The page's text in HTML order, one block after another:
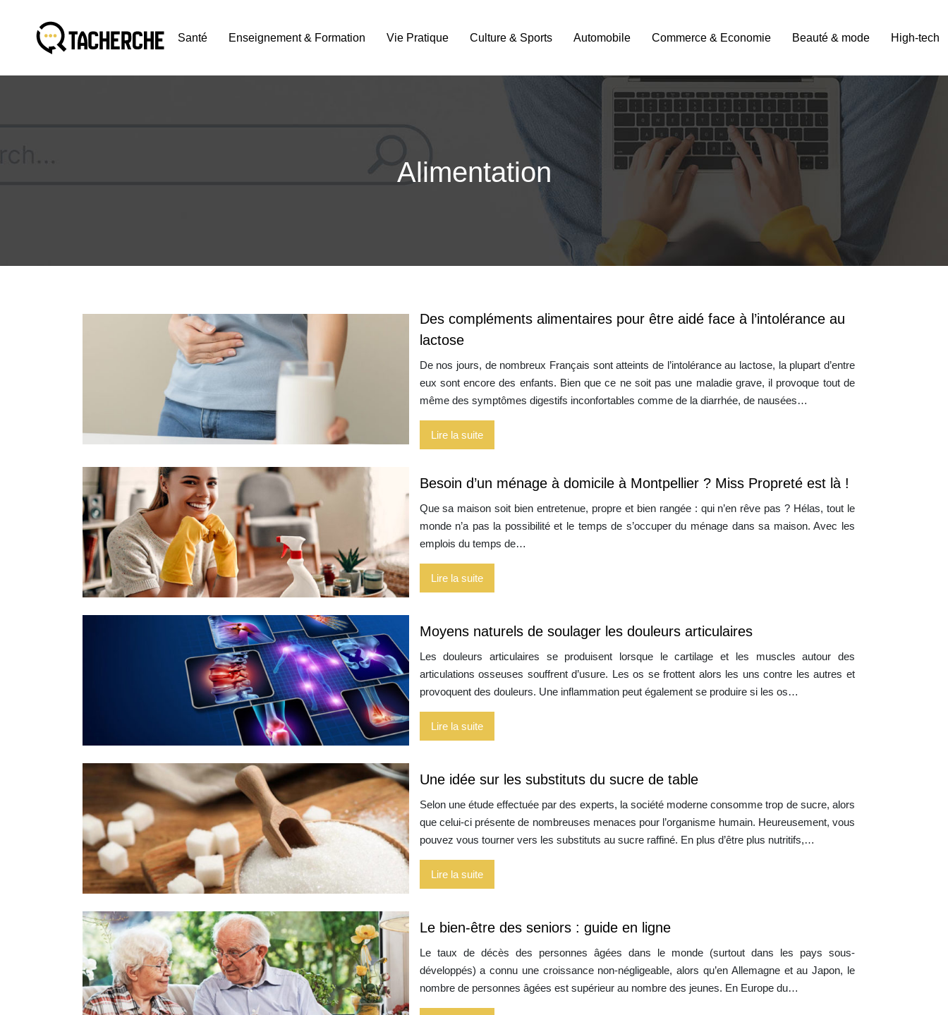
Santé Enseignement & Formation Vie Pratique Culture & Sports Automobile Commerce & Economie Beauté & mode High-tech
Alimentation
Des compléments alimentaires pour être aidé face à l’intolérance au
lactose
De nos jours, de nombreux Français sont atteints de l’intolérance au lactose, la plupart d’entre
eux sont encore des enfants. Bien que ce ne soit pas une maladie grave, il provoque tout de
même des symptômes digestifs inconfortables comme de la diarrhée, de nausées…
Lire la suite
Besoin d’un ménage à domicile à Montpellier ? Miss Propreté est là !
Que sa maison soit bien entretenue, propre et bien rangée : qui n’en rêve pas ? Hélas, tout le
monde n’a pas la possibilité et le temps de s’occuper du ménage dans sa maison. Avec les
emplois du temps de…
Lire la suite
Moyens naturels de soulager les douleurs articulaires
Les douleurs articulaires se produisent lorsque le cartilage et les muscles autour des
articulations osseuses souffrent d’usure. Les os se frottent alors les uns contre les autres et
provoquent des douleurs. Une inflammation peut également se produire si les os…
Lire la suite
Une idée sur les substituts du sucre de table
Selon une étude effectuée par des experts, la société moderne consomme trop de sucre, alors
que celui-ci présente de nombreuses menaces pour l’organisme humain. Heureusement, vous
pouvez vous tourner vers les substituts au sucre raffiné. En plus d’être plus nutritifs,…
Lire la suite
Le bien-être des seniors : guide en ligne
Le taux de décès des personnes âgées dans le monde (surtout dans les pays sous-
développés) a connu une croissance non-négligeable, alors qu’en Allemagne et au Japon, le
nombre de personnes âgées est supérieur au nombre des jeunes. En Europe du…